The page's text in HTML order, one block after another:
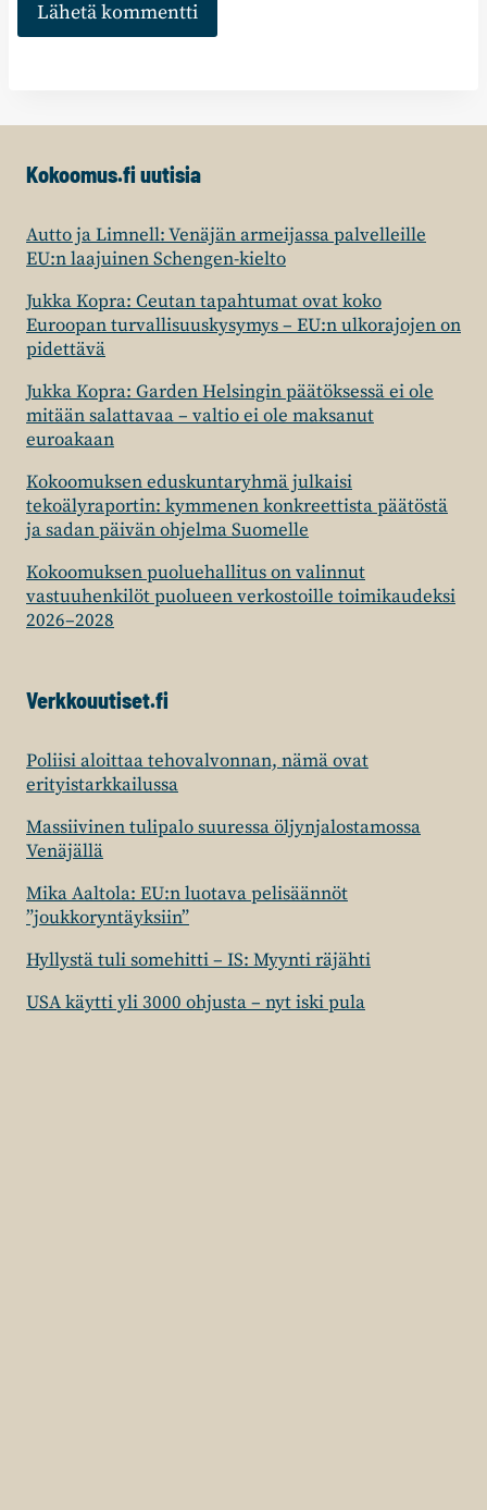
Kokoomus.fi uutisia
Autto ja Limnell: Venäjän armeijassa palvelleille
EU:n laajuinen Schengen-kielto
Jukka Kopra: Ceutan tapahtumat ovat koko
Euroopan turvallisuuskysymys – EU:n ulkorajojen on
pidettävä
Jukka Kopra: Garden Helsingin päätöksessä ei ole
mitään salattavaa – valtio ei ole maksanut
euroakaan
Kokoomuksen eduskuntaryhmä julkaisi
tekoälyraportin: kymmenen konkreettista päätöstä
ja sadan päivän ohjelma Suomelle
Kokoomuksen puoluehallitus on valinnut
vastuuhenkilöt puolueen verkostoille toimikaudeksi
2026–2028
Verkkouutiset.fi
Poliisi aloittaa tehovalvonnan, nämä ovat
erityistarkkailussa
Massiivinen tulipalo suuressa öljynjalostamossa
Venäjällä
Mika Aaltola: EU:n luotava pelisäännöt
”joukkoryntäyksiin”
Hyllystä tuli somehitti – IS: Myynti räjähti
USA käytti yli 3000 ohjusta – nyt iski pula